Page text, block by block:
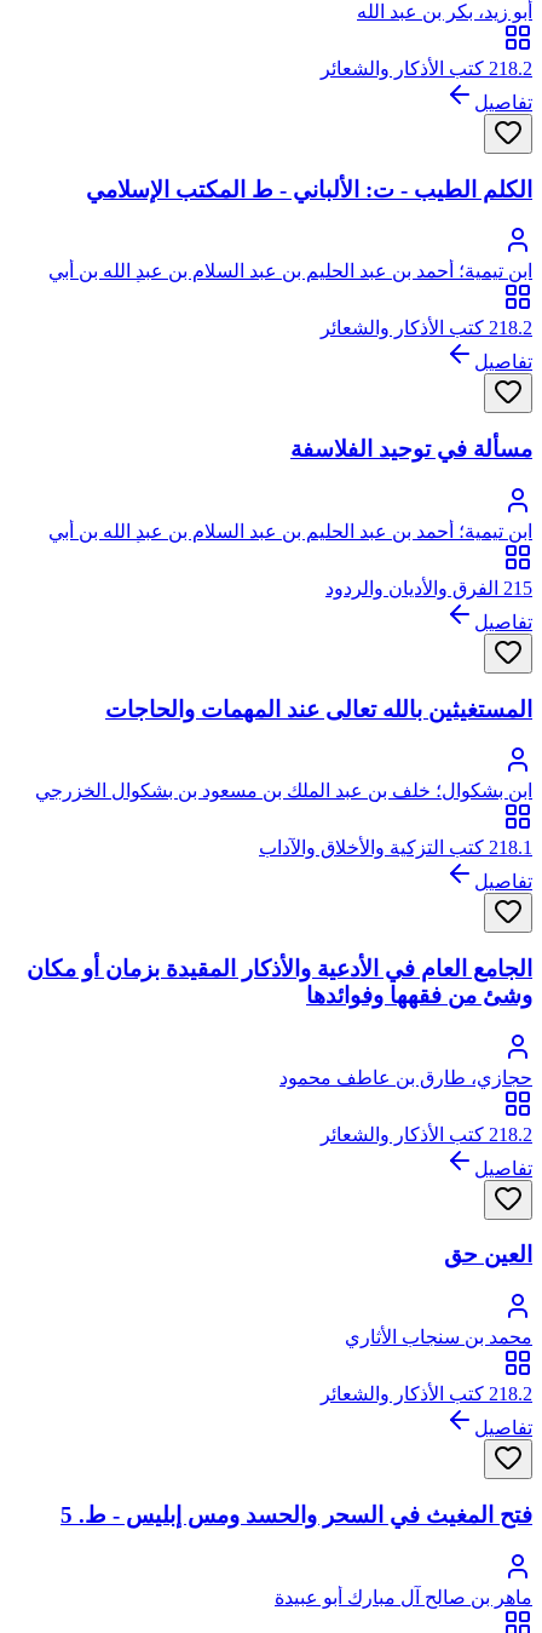
أبو زيد، بكر بن عبد الله
218.2 كتب الأذكار والشعائر
تفاصيل
الكلم الطيب - ت: الألباني - ط المكتب الإسلامي
ابن تيمية؛ أحمد بن عبد الحليم بن عبد السلام بن عبد الله بن أبي
القاسم الخضر النميري الحراني الدمشقي الحنبلي، أبو العباس، تقي
الدين ابن تيمية
218.2 كتب الأذكار والشعائر
تفاصيل
مسألة في توحيد الفلاسفة
ابن تيمية؛ أحمد بن عبد الحليم بن عبد السلام بن عبد الله بن أبي
القاسم الخضر النميري الحراني الدمشقي الحنبلي، أبو العباس، تقي
الدين ابن تيمية
215 الفرق والأديان والردود
تفاصيل
المستغيثين بالله تعالى عند المهمات والحاجات
ابن بشكوال؛ خلف بن عبد الملك بن مسعود بن بشكوال الخزرجي
الأنصاري الأندلسي، أبو القاسم
218.1 كتب التزكية والأخلاق والآداب
تفاصيل
الجامع العام في الأدعية والأذكار المقيدة بزمان أو مكان
وشئ من فقهها وفوائدها
حجازي، طارق بن عاطف محمود
218.2 كتب الأذكار والشعائر
تفاصيل
العين حق
محمد بن سنجاب الأثاري
218.2 كتب الأذكار والشعائر
تفاصيل
فتح المغيث في السحر والحسد ومس إبليس - ط. 5
ماهر بن صالح آل مبارك أبو عبيدة